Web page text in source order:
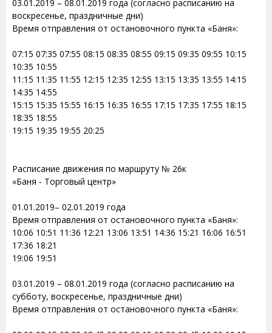
03.01.2019 – 08.01.2019 года (согласно расписанию на
воскресенье, праздничные дни)
Время отправления от остановочного пункта «Баня»:
07:15 07:35 07:55 08:15 08:35 08:55 09:15 09:35 09:55 10:15
10:35 10:55
11:15 11:35 11:55 12:15 12:35 12:55 13:15 13:35 13:55 14:15
14:35 14:55
15:15 15:35 15:55 16:15 16:35 16:55 17:15 17:35 17:55 18:15
18:35 18:55
19:15 19:35 19:55 20:25
Расписание движения по маршруту № 26к
«Баня - Торговый центр»
01.01.2019– 02.01.2019 года
Время отправления от остановочного пункта «Баня»:
10:06 10:51 11:36 12:21 13:06 13:51 14:36 15:21 16:06 16:51
17:36 18:21
19:06 19:51
03.01.2019 – 08.01.2019 года (согласно расписанию на
субботу, воскресенье, праздничные дни)
Время отправления от остановочного пункта «Баня»: